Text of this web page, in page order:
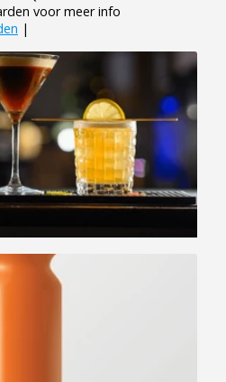
voor meer info
|